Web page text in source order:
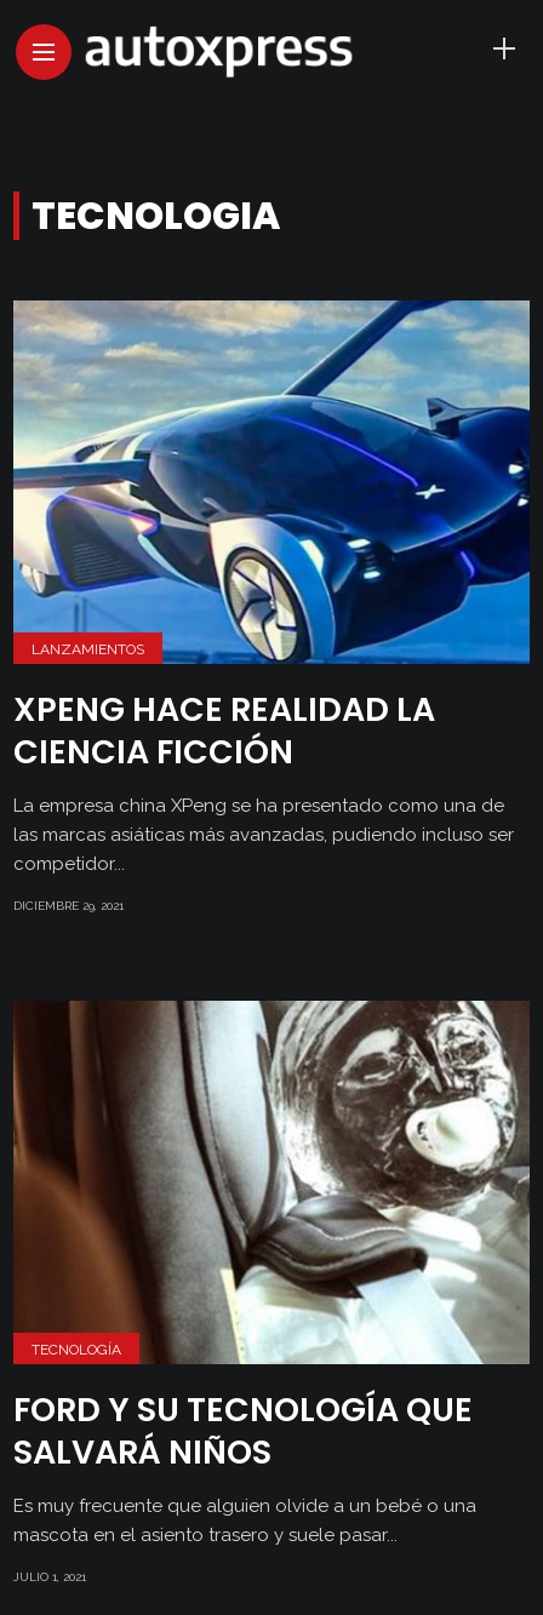
TECNOLOGIA
LANZAMIENTOS
XPENG HACE REALIDAD LA
CIENCIA FICCIÓN
La empresa china XPeng se ha presentado como una de
las marcas asiáticas más avanzadas, pudiendo incluso ser
competidor...
DICIEMBRE 29, 2021
TECNOLOGÍA
FORD Y SU TECNOLOGÍA QUE
SALVARÁ NIÑOS
Es muy frecuente que alguien olvide a un bebé o una
mascota en el asiento trasero y suele pasar...
JULIO 1, 2021